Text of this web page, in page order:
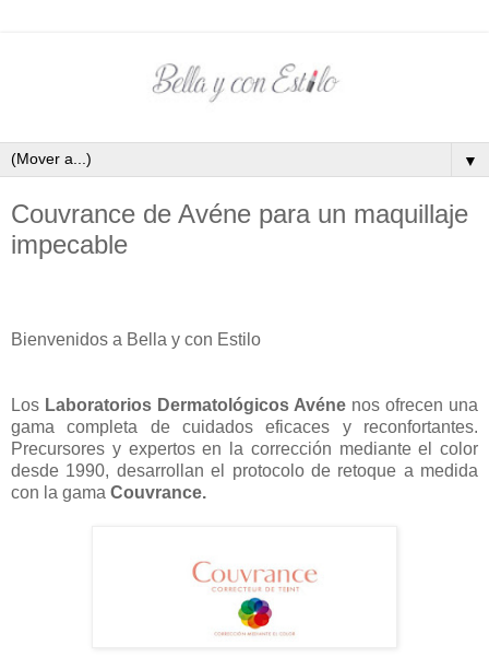
▼
Couvrance de Avéne para un maquillaje
impecable
Bienvenidos a Bella y con Estilo
Los Laboratorios Dermatológicos Avéne nos ofrecen una
gama completa de cuidados eficaces y reconfortantes.
Precursores y expertos en la corrección mediante el color
desde 1990, desarrollan el protocolo de retoque a medida
con la gama Couvrance.